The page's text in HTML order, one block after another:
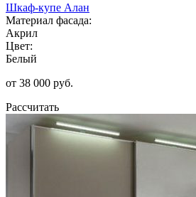
Шкаф-купе Алан
Материал фасада:
Акрил
Цвет:
Белый
от 38 000 руб.
Рассчитать